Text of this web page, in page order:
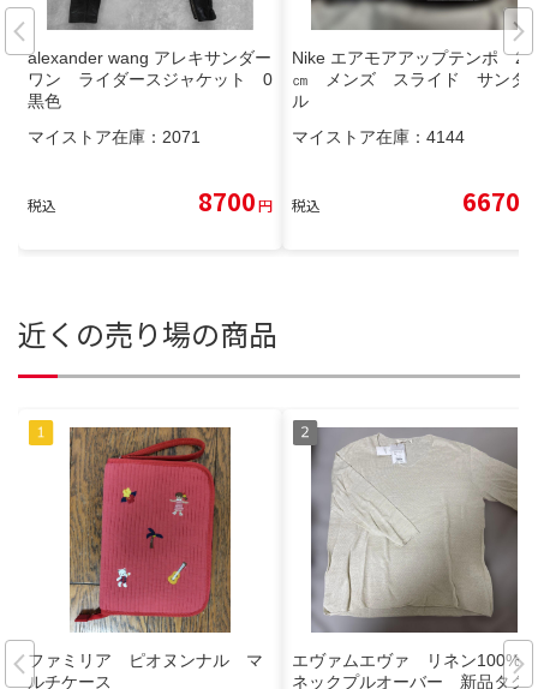
alexander wang アレキサンダー
ワン ライダースジャケット 0
黒色
マイストア在庫： 2071
税込 8700円
Nike エアモアアップテンポ 29
㎝ メンズ スライド サンダ
ル
マイストア在庫： 4144
税込 6670
近くの売り場の商品
ファミリア ピオヌンナル マ
ルチケース
エヴァムエヴァ リネン100% V
ネックプルオーバー 新品タグ